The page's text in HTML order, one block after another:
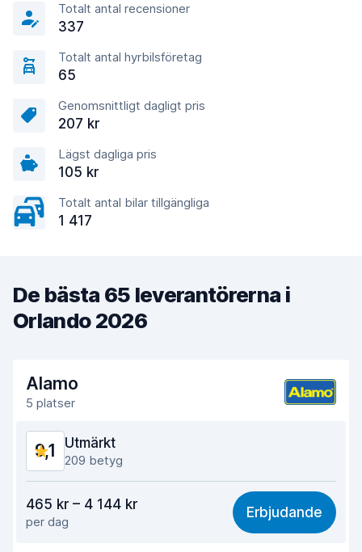
Totalt antal recensioner
337
Totalt antal hyrbilsföretag
65
Genomsnittligt dagligt pris
207 kr
Lägst dagliga pris
105 kr
Totalt antal bilar tillgängliga
1 417
De bästa 65 leverantörerna i
Orlando 2026
Alamo
5 platser
9,1 Utmärkt
209 betyg
8,8
Lätt att hitta 9,2
465 kr – 4 144 kr
per dag
Erbjudande